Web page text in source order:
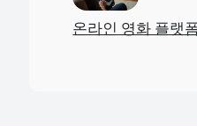
온라인 영화 플랫